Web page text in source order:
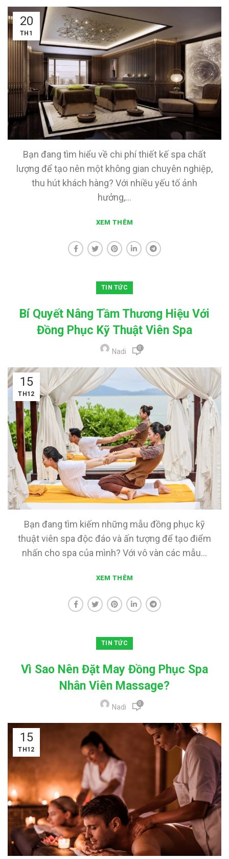
20
TH1
Bạn đang tìm hiểu về chi phí thiết kế spa chất
lượng để tạo nên một không gian chuyên nghiệp,
thu hút khách hàng? Với nhiều yếu tố ảnh
hưởng,...
XEM THÊM
TIN TỨC
Bí Quyết Nâng Tầm Thương Hiệu Với
Đồng Phục Kỹ Thuật Viên Spa
Nadi 0
15
TH12
Bạn đang tìm kiếm những mẫu đồng phục kỹ
thuật viên spa độc đáo và ấn tượng để tạo điểm
nhấn cho spa của mình? Với vô vàn các mẫu...
XEM THÊM
TIN TỨC
Vì Sao Nên Đặt May Đồng Phục Spa
Nhân Viên Massage?
Nadi 0
15
TH12